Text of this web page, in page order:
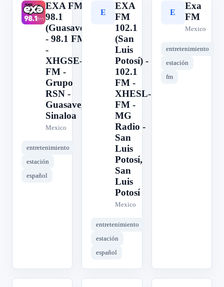
E
EXA FM
98.1
(Guasave)
- 98.1 FM
-
XHGSE-
FM -
Grupo
RSN -
Guasave,
Sinaloa
Mexico
entretenimiento
estación
español
E
EXA
FM
102.1
(San
Luis
Potosí) -
102.1
FM -
XHESL-
FM -
MG
Radio -
San
Luis
Potosí,
San
Luis
Potosí
Mexico
entretenimiento
estación
español
E
Exa
FM
Mexico
entretenimiento
estación
fm